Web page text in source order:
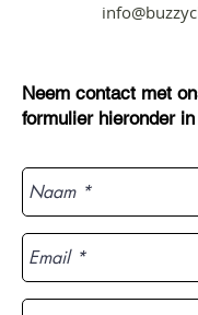
Neem contact met
formulier hieronder